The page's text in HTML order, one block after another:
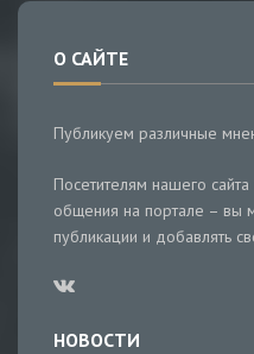
О САЙТЕ
Публикуем различные
Посетителям нашего
общения на портале – вы
публикации и добавлять
НОВОСТИ